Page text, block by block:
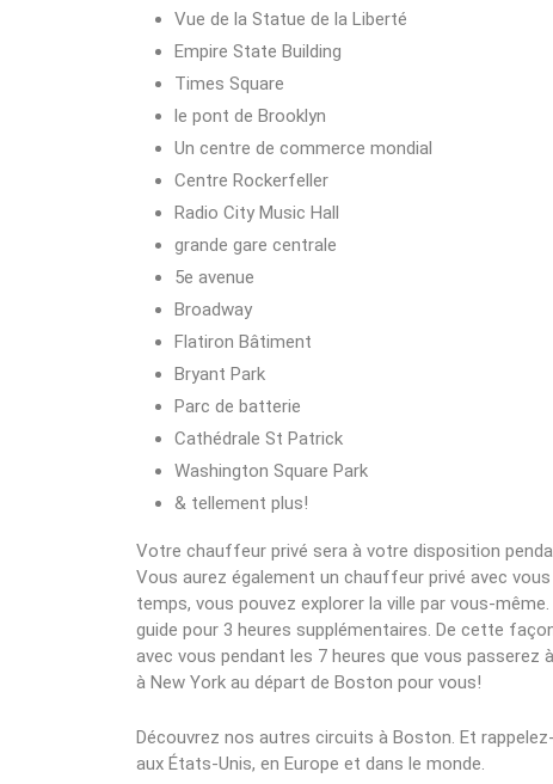
Vue de la Statue de la Liberté
Empire State Building
Times Square
le pont de Brooklyn
Un centre de commerce mondial
Centre Rockerfeller
Radio City Music Hall
grande gare centrale
5e avenue
Broadway
Flatiron Bâtiment
Bryant Park
Parc de batterie
Cathédrale St Patrick
Washington Square Park
& tellement plus!
Votre chauffeur privé sera à votre disposition
Vous aurez également un chauffeur privé avec
temps, vous pouvez explorer la ville par vous-
guide pour 3 heures supplémentaires. De cette
avec vous pendant les 7 heures que vous passerez
à New York au départ de Boston pour vous!
Découvrez nos autres circuits à Boston. Et
aux États-Unis, en Europe et dans le monde.